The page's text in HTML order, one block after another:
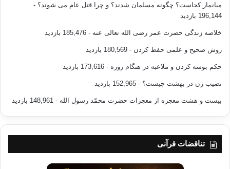
ماهيت زندگي زناشويي وخانوادگي به هم وابستگي متقابل را ايجاب
كرد؛رويه ومقررات جاافتاده اي وجود ندارد. همه از فرط توليد خسته
مي شوند؛تضاد وابهام در نقش وجود دارد؛ و وقتي كاري صورت نمي
گيرد افراد يكديگر را به خاطر انجام ندادن آن سرزنش مي كنند.پدر
امنيت خاطر دروني و اتكاي به نفس احتياج دارند. در غير اين صورت
به طيب خاطر تن به ارتباط ، همكاري، تفويض وبه انعطاف پذيري
در زمينه ي نقش رهبري نيز مي توانيد تغييراتي ايجاد كنيد. اما تغيير
اشخاص را نگران مي كند و توليد هراس،نامطمئني و عدم احساس
امنيت خاطر مي نمايد.مي توانيد با افراد برخورد همدلانه بكنيد. اجازه
میانمار کجاست؟ چگونه مسلمان شدند؟ و چرا قتل عام می شوند؟ -
196,144 بازدید
خلاصه زندگی حضرت عمر رضی الله تعالی عنه - 185,476 بازدید
روش صحیح و علمی حفظ کردن - 180,569 بازدید
حکم بوسه کردن و ملاعبه در هنگام روزه - 173,616 بازدید
نصیب زن در بهشت چیست؟ - 152,965 بازدید
بیست و هشت معجزه از معجزات حضرت محمّد رسول الله - 148,961 بازدید
تناقضات قرآنی